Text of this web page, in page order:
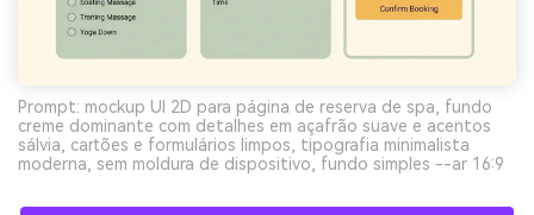
Prompt: mockup UI 2D para página de reserva de spa, fundo
creme dominante com detalhes em açafrão suave e acentos
sálvia, cartões e formulários limpos, tipografia minimalista
moderna, sem moldura de dispositivo, fundo simples --ar 16:9